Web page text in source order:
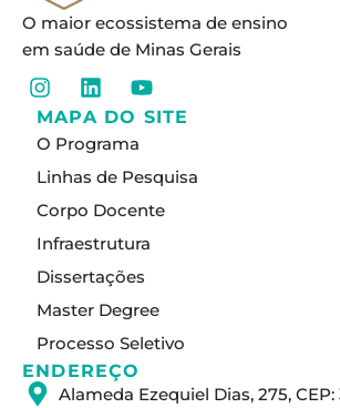
O maior ecossistema de ensino
em saúde de Minas Gerais
I
n
s
t
a
g
r
a
m
L
i
n
k
e
d
i
n
Y
o
u
u
b
e
MAPA DO SITE
O Programa
Linhas de Pesquisa
Corpo Docente
Infraestrutura
Dissertações
Master Degree
Processo Seletivo
ENDEREÇO
Alameda Ezequiel Dias, 275, CEP: